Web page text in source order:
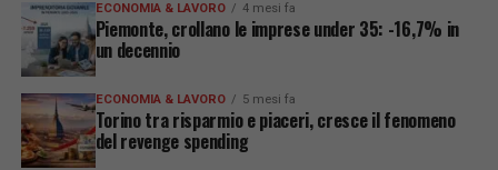
ECONOMIA & LAVORO 4 mesi fa
Piemonte, crollano le imprese under 35: -16,7% in
un decennio
ECONOMIA & LAVORO 5 mesi fa
Torino tra risparmio e piaceri, cresce il fenomeno
del revenge spending